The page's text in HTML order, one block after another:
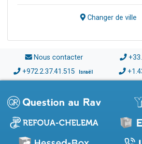
Changer de ville
Nous contacter
+972.2.37.41.515 Israël